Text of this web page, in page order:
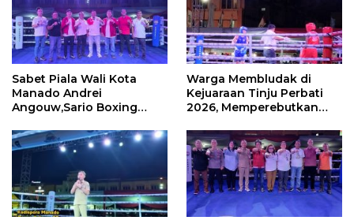
Sabet Piala Wali Kota
Manado Andrei
Angouw,Sario Boxing
Perbati 2026
Warga Membludak di
Kejuaraan Tinju Perbati
2026, Memperebutkan